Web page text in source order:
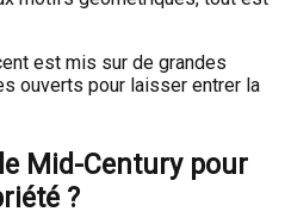
est mis sur de grandes
ouverts pour laisser entrer la
Mid-Century pour
?